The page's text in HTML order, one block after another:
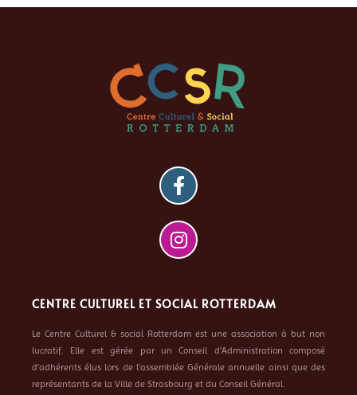
CENTRE CULTUREL ET SOCIAL ROTTERDAM
Le Centre Culturel & social Rotterdam est une association à but non
lucratif. Elle est gérée par un Conseil d’Administration composé
d’adhérents élus lors de l’assemblée Générale annuelle ainsi que des
représentants de la Ville de Strasbourg et du Conseil Général.